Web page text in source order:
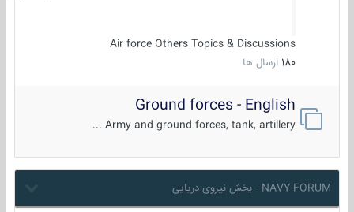
Air force Others Topics & Discussions
180 ارسال ها
Ground forces - English
Army and ground forces, tank, artillery ...
NAVY FORUM - بخش نیروی دریایی